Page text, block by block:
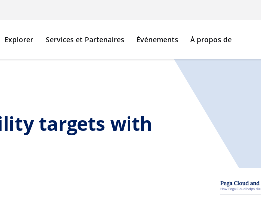
Explorer Services et Partenaires Événements À propos de
targets with